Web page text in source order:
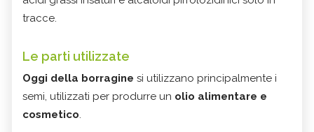
tracce.
Le parti utilizzate
Oggi della borragine si utilizzano principalmente i
semi, utilizzati per produrre un olio alimentare e
cosmetico.